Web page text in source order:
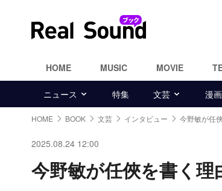
HOME MUSIC MOVIE
ニュース 特集 文芸 漫画
HOME BOOK 文芸 インタビュー 今野敏が任
2025.08.24 12:00
今野敏が任俠を書く